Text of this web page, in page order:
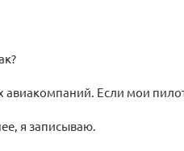
авиакомпаний. Если мои
я записываю.